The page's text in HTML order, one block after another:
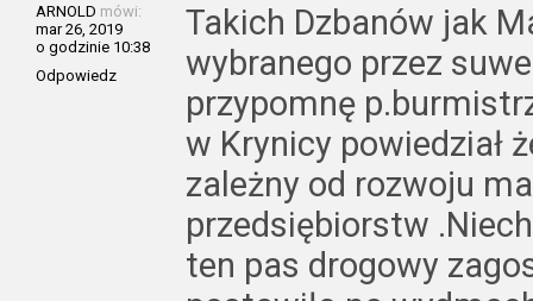
ARNOLD mówi:
mar 26, 2019
o godzinie 10:38
Odpowiedz
Takich Dzbanów jak
wybranego przez
przypomnę
w Krynicy powiedział
zależny od rozwoju
przedsiębiorstw
ten pas drogowy